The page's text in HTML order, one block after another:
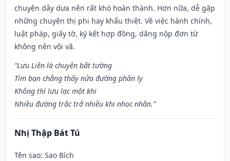
chuyện dây dưa nên rất khó hoàn thành. Hơn nữa, dễ gặp
những chuyện thị phi hay khẩu thiệt. Về việc hành chính,
luật pháp, giấy tờ, ký kết hợp đồng, dâng nộp đơn từ
không nên vội vã.
“Lưu Liên là chuyện bất tường
Tìm bạn chẳng thấy nửa đường phân ly
Không thì lưu lạc một khi
Nhiều đường trắc trở nhiều khi nhọc nhằn.”
Nhị Thập Bát Tú
Tên sao: Sao Bích